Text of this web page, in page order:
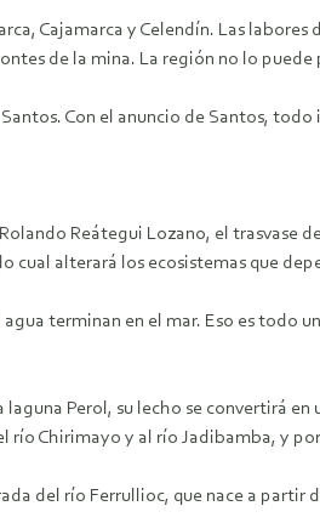
Cajamarca y Celendín. Las
de la mina. La región no lo puede
Con el anuncio de Santos,
Reátegui Lozano, el trasvase
cual alterará los ecosistemas que
terminan en el mar. Eso es todo
Perol, su lecho se convertirá
Chirimayo y al río Jadibamba, y
del río Ferrullioc, que nace a partir